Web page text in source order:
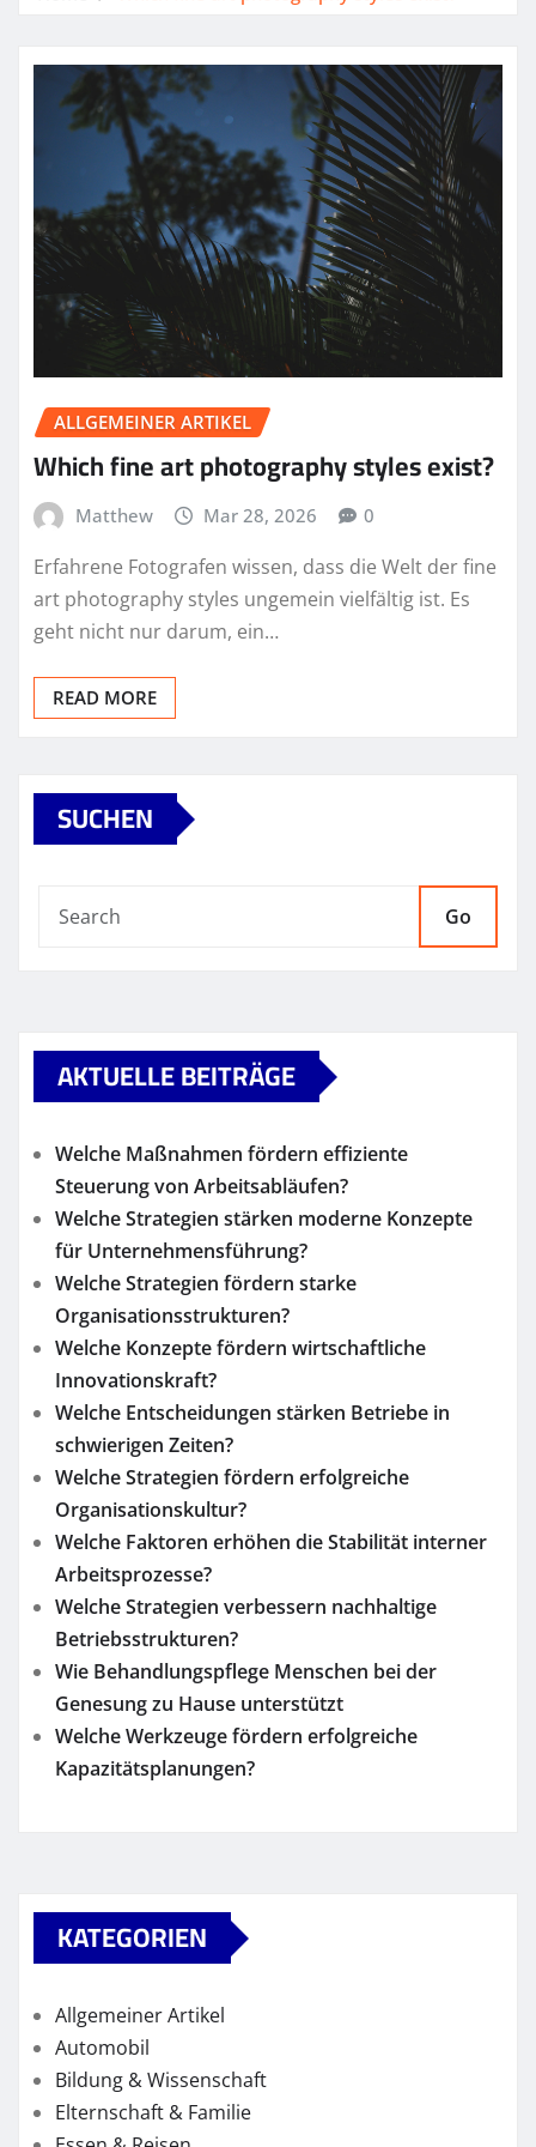
ALLGEMEINER ARTIKEL
Which fine art photography styles exist?
Matthew Mar 28, 2026 0
Erfahrene Fotografen wissen, dass die Welt der fine
art photography styles ungemein vielfältig ist. Es
geht nicht nur darum, ein…
READ MORE
SUCHEN
Go
AKTUELLE BEITRÄGE
Welche Maßnahmen fördern effiziente
Steuerung von Arbeitsabläufen?
Welche Strategien stärken moderne Konzepte
für Unternehmensführung?
Welche Strategien fördern starke
Organisationsstrukturen?
Welche Konzepte fördern wirtschaftliche
Innovationskraft?
Welche Entscheidungen stärken Betriebe in
schwierigen Zeiten?
Welche Strategien fördern erfolgreiche
Organisationskultur?
Welche Faktoren erhöhen die Stabilität interner
Arbeitsprozesse?
Welche Strategien verbessern nachhaltige
Betriebsstrukturen?
Wie Behandlungspflege Menschen bei der
Genesung zu Hause unterstützt
Welche Werkzeuge fördern erfolgreiche
Kapazitätsplanungen?
KATEGORIEN
Allgemeiner Artikel
Automobil
Bildung & Wissenschaft
Elternschaft & Familie